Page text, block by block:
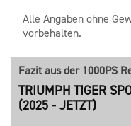
Alle Angaben ohne
vorbehalten.
Fazit aus der 1000PS
TRIUMPH TIGER
(2025 - JETZT)